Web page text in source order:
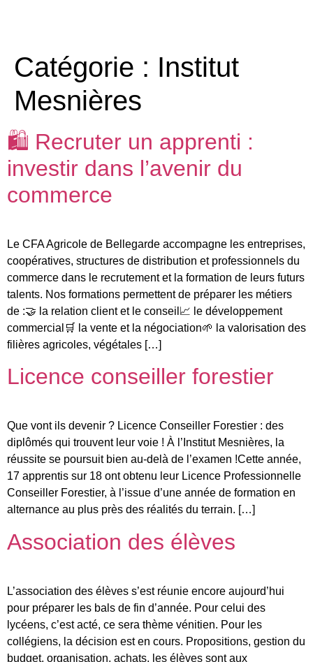
Catégorie : Institut
Mesnières
🛍️ Recruter un apprenti :
investir dans l’avenir du
commerce
Le CFA Agricole de Bellegarde accompagne les entreprises,
coopératives, structures de distribution et professionnels du
commerce dans le recrutement et la formation de leurs futurs
talents. Nos formations permettent de préparer les métiers
de :🤝 la relation client et le conseil📈 le développement
commercial🛒 la vente et la négociation🌱 la valorisation des
filières agricoles, végétales […]
Licence conseiller forestier
Que vont ils devenir ? Licence Conseiller Forestier : des
diplômés qui trouvent leur voie ! À l’Institut Mesnières, la
réussite se poursuit bien au-delà de l’examen !Cette année,
17 apprentis sur 18 ont obtenu leur Licence Professionnelle
Conseiller Forestier, à l’issue d’une année de formation en
alternance au plus près des réalités du terrain. […]
Association des élèves
L’association des élèves s’est réunie encore aujourd’hui
pour préparer les bals de fin d’année. Pour celui des
lycéens, c’est acté, ce sera thème vénitien. Pour les
collégiens, la décision est en cours. Propositions, gestion du
budget, organisation, achats, les élèves sont aux